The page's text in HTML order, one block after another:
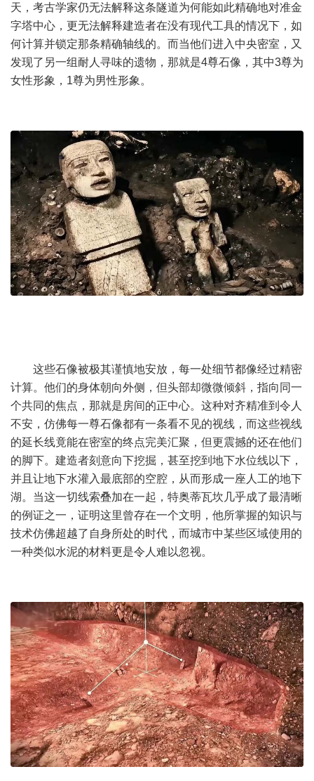
天，考古学家仍无法解释这条隧道为何能如此精确地对准金
字塔中心，更无法解释建造者在没有现代工具的情况下，如
何计算并锁定那条精确轴线的。而当他们进入中央密室，又
发现了另一组耐人寻味的遗物，那就是4尊石像，其中3尊为
女性形象，1尊为男性形象。
这些石像被极其谨慎地安放，每一处细节都像经过精密
计算。他们的身体朝向外侧，但头部却微微倾斜，指向同一
个共同的焦点，那就是房间的正中心。这种对齐精准到令人
不安，仿佛每一尊石像都有一条看不见的视线，而这些视线
的延长线竟能在密室的终点完美汇聚，但更震撼的还在他们
的脚下。建造者刻意向下挖掘，甚至挖到地下水位线以下，
并且让地下水灌入最底部的空腔，从而形成一座人工的地下
湖。当这一切线索叠加在一起，特奥蒂瓦坎几乎成了最清晰
的例证之一，证明这里曾存在一个文明，他所掌握的知识与
技术仿佛超越了自身所处的时代，而城市中某些区域使用的
一种类似水泥的材料更是令人难以忽视。